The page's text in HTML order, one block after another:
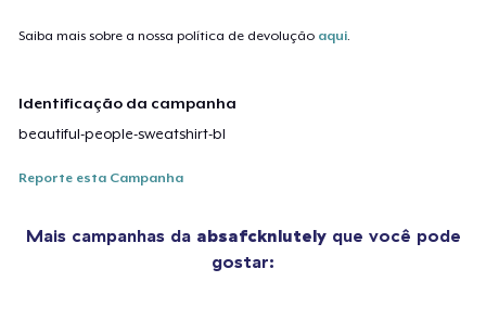
Saiba mais sobre a nossa política de devolução aqui
Identificação da campanha
beautiful-people-sweatshirt-bl
Reporte esta Campanha
Mais campanhas da absafcknlutelyque você pode
gostar: